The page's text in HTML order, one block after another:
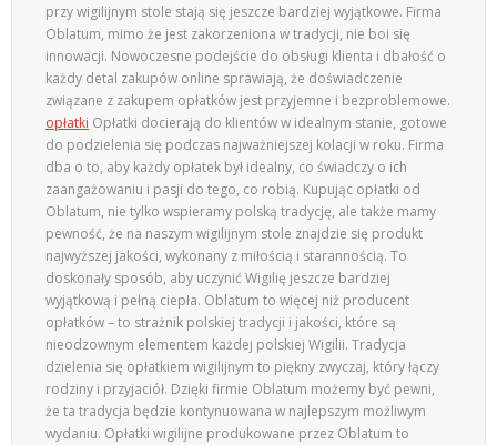
przy wigilijnym stole stają się jeszcze bardziej wyjątkowe. Firma
Oblatum, mimo że jest zakorzeniona w tradycji, nie boi się
innowacji. Nowoczesne podejście do obsługi klienta i dbałość o
każdy detal zakupów online sprawiają, że doświadczenie
związane z zakupem opłatków jest przyjemne i bezproblemowe.
opłatki Opłatki docierają do klientów w idealnym stanie, gotowe
do podzielenia się podczas najważniejszej kolacji w roku. Firma
dba o to, aby każdy opłatek był idealny, co świadczy o ich
zaangażowaniu i pasji do tego, co robią. Kupując opłatki od
Oblatum, nie tylko wspieramy polską tradycję, ale także mamy
pewność, że na naszym wigilijnym stole znajdzie się produkt
najwyższej jakości, wykonany z miłością i starannością. To
doskonały sposób, aby uczynić Wigilię jeszcze bardziej
wyjątkową i pełną ciepła. Oblatum to więcej niż producent
opłatków – to strażnik polskiej tradycji i jakości, które są
nieodzownym elementem każdej polskiej Wigilii. Tradycja
dzielenia się opłatkiem wigilijnym to piękny zwyczaj, który łączy
rodziny i przyjaciół. Dzięki firmie Oblatum możemy być pewni,
że ta tradycja będzie kontynuowana w najlepszym możliwym
wydaniu. Opłatki wigilijne produkowane przez Oblatum to